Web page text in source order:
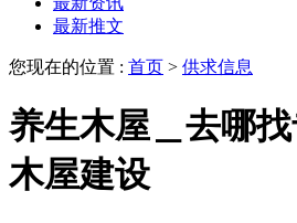
最新推文
您现在的位置 : 首页 > 供求信息
养生木屋＿去哪
木屋建设